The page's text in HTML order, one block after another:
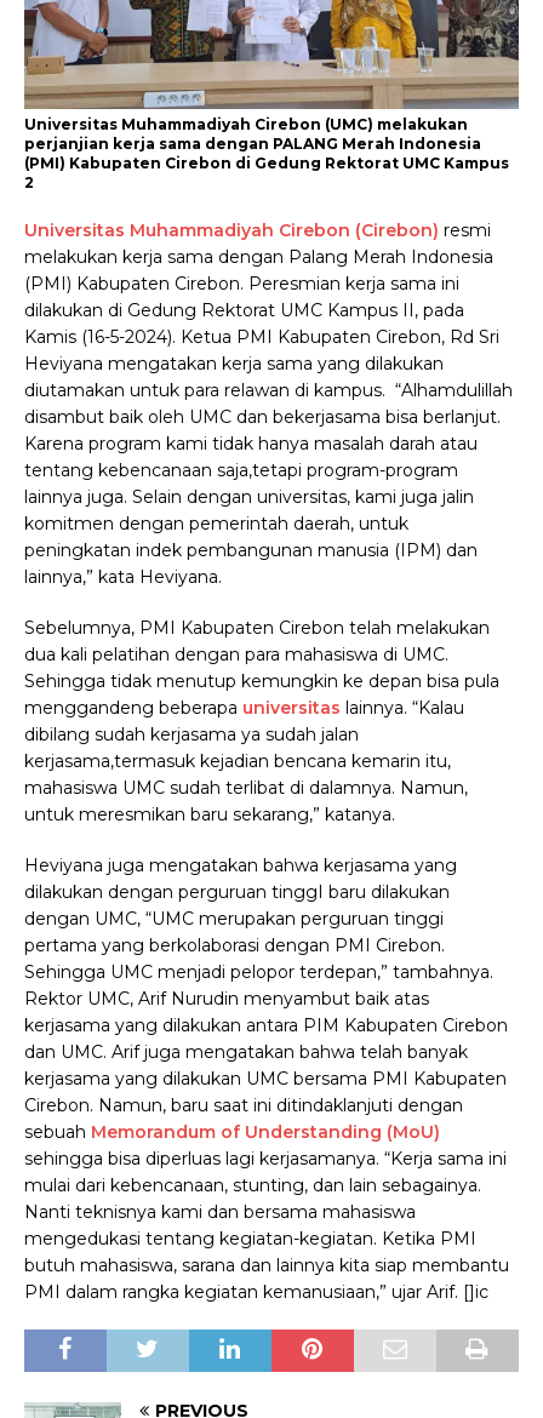
Universitas Muhammadiyah Cirebon (UMC) melakukan
perjanjian kerja sama dengan PALANG Merah Indonesia
(PMI) Kabupaten Cirebon di Gedung Rektorat UMC Kampus
2
Universitas Muhammadiyah Cirebon (Cirebon) resmi
melakukan kerja sama dengan Palang Merah Indonesia
(PMI) Kabupaten Cirebon. Peresmian kerja sama ini
dilakukan di Gedung Rektorat UMC Kampus II, pada
Kamis (16-5-2024). Ketua PMI Kabupaten Cirebon, Rd Sri
Heviyana mengatakan kerja sama yang dilakukan
diutamakan untuk para relawan di kampus. “Alhamdulillah
disambut baik oleh UMC dan bekerjasama bisa berlanjut.
Karena program kami tidak hanya masalah darah atau
tentang kebencanaan saja,tetapi program-program
lainnya juga. Selain dengan universitas, kami juga jalin
komitmen dengan pemerintah daerah, untuk
peningkatan indek pembangunan manusia (IPM) dan
lainnya,” kata Heviyana.
Sebelumnya, PMI Kabupaten Cirebon telah melakukan
dua kali pelatihan dengan para mahasiswa di UMC.
Sehingga tidak menutup kemungkin ke depan bisa pula
menggandeng beberapa universitas lainnya. “Kalau
dibilang sudah kerjasama ya sudah jalan
kerjasama,termasuk kejadian bencana kemarin itu,
mahasiswa UMC sudah terlibat di dalamnya. Namun,
untuk meresmikan baru sekarang,” katanya.
Heviyana juga mengatakan bahwa kerjasama yang
dilakukan dengan perguruan tinggI baru dilakukan
dengan UMC, “UMC merupakan perguruan tinggi
pertama yang berkolaborasi dengan PMI Cirebon.
Sehingga UMC menjadi pelopor terdepan,” tambahnya.
Rektor UMC, Arif Nurudin menyambut baik atas
kerjasama yang dilakukan antara PIM Kabupaten Cirebon
dan UMC. Arif juga mengatakan bahwa telah banyak
kerjasama yang dilakukan UMC bersama PMI Kabupaten
Cirebon. Namun, baru saat ini ditindaklanjuti dengan
sebuah Memorandum of Understanding (MoU)
sehingga bisa diperluas lagi kerjasamanya. “Kerja sama ini
mulai dari kebencanaan, stunting, dan lain sebagainya.
Nanti teknisnya kami dan bersama mahasiswa
mengedukasi tentang kegiatan-kegiatan. Ketika PMI
butuh mahasiswa, sarana dan lainnya kita siap membantu
PMI dalam rangka kegiatan kemanusiaan,” ujar Arif. []ic
PREVIOUS